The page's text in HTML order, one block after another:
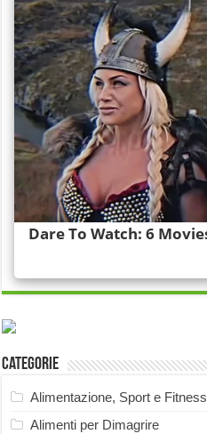
Categorie
Alimentazione, Sport e Fitness
Alimenti per Dimagrire